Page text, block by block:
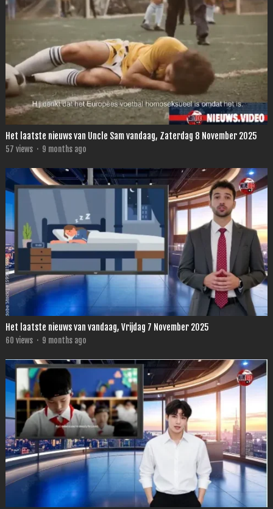
Het laatste nieuws van Uncle Sam vandaag, Zaterdag 8 November 2025
57 views · 9 months ago
Het laatste nieuws van vandaag, Vrijdag 7 November 2025
60 views · 9 months ago